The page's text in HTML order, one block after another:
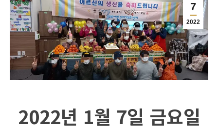
7
2022
2022년 1월 7일 금요일